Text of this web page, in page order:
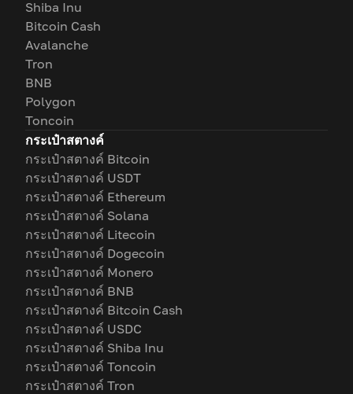
Shiba Inu
Bitcoin Cash
Avalanche
Tron
BNB
Polygon
Toncoin
กระเป๋าสตางค์
กระเป๋าสตางค์ Bitcoin
กระเป๋าสตางค์ USDT
กระเป๋าสตางค์ Ethereum
กระเป๋าสตางค์ Solana
กระเป๋าสตางค์ Litecoin
กระเป๋าสตางค์ Dogecoin
กระเป๋าสตางค์ Monero
กระเป๋าสตางค์ BNB
กระเป๋าสตางค์ Bitcoin Cash
กระเป๋าสตางค์ USDC
กระเป๋าสตางค์ Shiba Inu
กระเป๋าสตางค์ Toncoin
กระเป๋าสตางค์ Tron